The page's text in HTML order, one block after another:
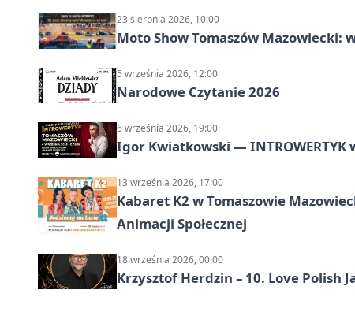
23 sierpnia 2026, 10:00
Moto Show Tomaszów Mazowiecki:
5 września 2026, 12:00
Narodowe Czytanie 2026
6 września 2026, 19:00
Igor Kwiatkowski — INTROWERTYK
13 września 2026, 17:00
Kabaret K2 w Tomaszowie
Animacji Społecznej
18 września 2026, 00:00
Krzysztof Herdzin – 10. Love Polish